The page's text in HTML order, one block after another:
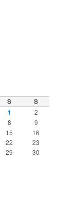
S
S
1
2
8
9
15
16
22
23
29
30